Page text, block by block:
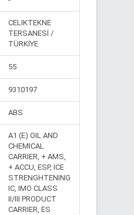
CELIKTEKNE
TERSANESİ /
TÜRKİYE
55
9310197
ABS
A1 (E) OIL AND
CHEMICAL
CARRIER, + AMS,
+ ACCU, ESP, ICE
STRENGHTENING
IC, IMO CLASS
II/III PRODUCT
CARRIER, ES